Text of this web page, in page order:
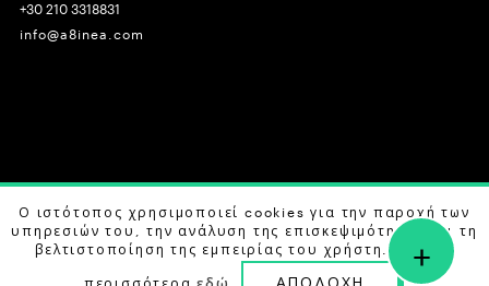
+30 210 3318831
info@a8inea.com
COPYRIGHT © 2026 αθηΝΕΑ, ALL RIGHTS RESERVED.
DESIGN BY G DESIGN STUDIO. DEVELOPED BYB LABS
Ο ιστότοπος χρησιμοποιεί cookies για την παροχή των
υπηρεσιών του, την ανάλυση της επισκεψιμότητας και τη
βελτιστοποίηση της εμπειρίας του χρήστη. Μάθετε
περισσότεραεδώ ΑΠΟΔΟΧΗ
+